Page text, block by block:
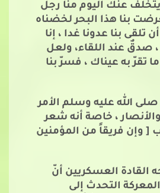
يتخلف عنك اليوم منا رجل
بنا هذا البحر لخضناه
تلقى بنا عدونا غدا ، إنا
صدقٌ عند اللقاء، ولعل
تقرّ به عيناك ، فسرّ بنا
الله عليه وسلم الأمر
، خاصة أنه شعر
[ وإن فريقاً من المؤمنين
القادة العسكريين أنّ
التحدث إلى